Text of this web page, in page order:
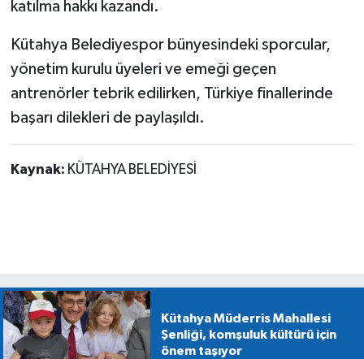
katılma hakkı kazandı.
Kütahya Belediyespor bünyesindeki sporcular,
yönetim kurulu üyeleri ve emeği geçen
antrenörler tebrik edilirken, Türkiye finallerinde
başarı dilekleri de paylaşıldı.
Kaynak: KÜTAHYA BELEDİYESİ
Kütahya Müderris Mahallesi
Şenliği, komşuluk kültürü için
önem taşıyor